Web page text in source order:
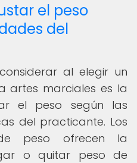
el peso
del
al elegir un
artes marciales es la
el peso según las
del practicante. Los
peso ofrecen la
o quitar peso de